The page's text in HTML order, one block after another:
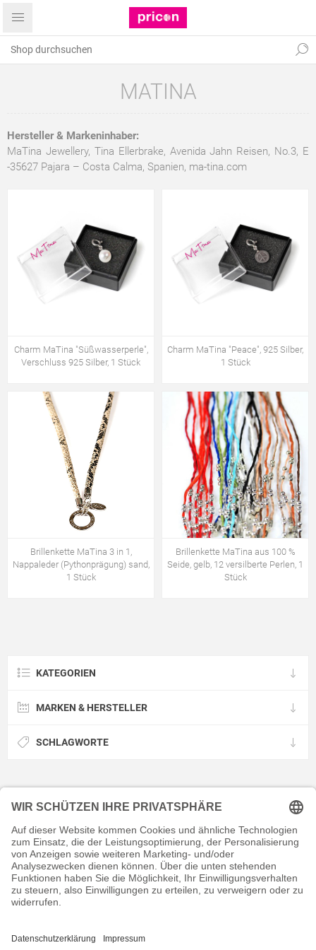
MATINA
Hersteller & Markeninhaber:
MaTina Jewellery, Tina Ellerbrake, Avenida Jahn Reisen, No.3, E
-35627 Pajara – Costa Calma, Spanien, ma-tina.com
Charm MaTina "Süßwasserperle",
Verschluss 925 Silber, 1 Stück
Charm MaTina "Peace", 925 Silber,
1 Stück
Brillenkette MaTina 3 in 1,
Nappaleder (Pythonprägung) sand,
1 Stück
Brillenkette MaTina aus 100 %
Seide, gelb, 12 versilberte Perlen, 1
Stück
KATEGORIEN
MARKEN & HERSTELLER
SCHLAGWORTE
KONTAKT
RECHTLICHES